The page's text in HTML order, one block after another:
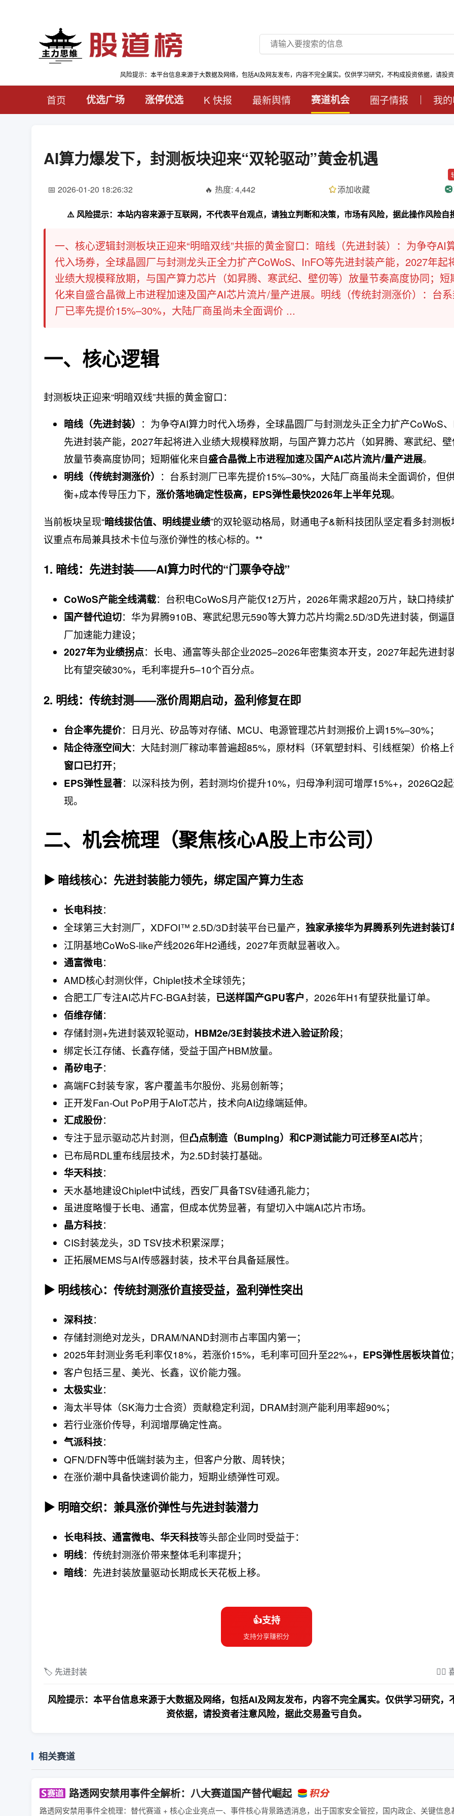
风险提示：本平台信息来源于大数据及网络，包括AI及网友发布，内容不完全属实。仅供学习研究，不构成投资依据，请投
首页 优选广场 涨停优选 K 快报 最新舆情 赛道机会 圈子情报 我
AI算力爆发下，封测板块迎来“双轮驱动”黄金机遇
📅 2026-01-20 18:26:32 🔥 热度: 4,442 添加收藏
⚠️ 风险提示：本站内容来源于互联网，不代表平台观点，请独立判断和决策，市场有风险，据此操作风险自
一、核心逻辑封测板块正迎来“明暗双线”共振的黄金窗口：暗线（先进封装）：为争夺AI
代入场券，全球晶圆厂与封测龙头正全力扩产CoWoS、InFO等先进封装产能，2027年起
业绩大规模释放期，与国产算力芯片（如昇腾、寒武纪、壁仞等）放量节奏高度协同；短
化来自盛合晶微上市进程加速及国产AI芯片流片/量产进展。明线（传统封测涨价）：台
厂已率先提价15%–30%，大陆厂商虽尚未全面调价 ...
一、核心逻辑
封测板块正迎来“明暗双线”共振的黄金窗口：
暗线（先进封装） ：为争夺AI算力时代入场券，全球晶圆厂与封测龙头正全力扩产CoWoS
先进封装产能，2027年起将进入业绩大规模释放期，与国产算力芯片（如昇腾、寒武纪、
放量节奏高度协同；短期催化来自盛合晶微上市进程加速及国产AI芯片流片/量产进展。
明线（传统封测涨价） ：台系封测厂已率先提价15%–30%，大陆厂商虽尚未全面调价，但
衡+成本传导压力下， 涨价落地确定性极高，EPS弹性最快2026年上半年兑现。
当前板块呈现“暗线拔估值、明线提业绩”的双轮驱动格局，财通电子&新科技团队坚定看多封测
议重点布局兼具技术卡位与涨价弹性的核心标的。**
1. 暗线：先进封装——AI算力时代的“门票争夺战”
CoWoS产能全线满载：台积电CoWoS月产能仅12万片，2026年需求超20万片，缺口持续
国产替代迫切：华为昇腾910B、寒武纪思元590等大算力芯片均需2.5D/3D先进封装，倒逼
厂加速能力建设；
2027年为业绩拐点：长电、通富等头部企业2025–2026年密集资本开支，2027年起先进封
比有望突破30%，毛利率提升5–10个百分点。
2. 明线：传统封测——涨价周期启动，盈利修复在即
台企率先提价：日月光、矽品等对存储、MCU、电源管理芯片封测报价上调15%–30%；
陆企待涨空间大：大陆封测厂稼动率普遍超85%，原材料（环氧塑封料、引线框架）价格上
窗口已打开；
EPS弹性显著：以深科技为例，若封测均价提升10%，归母净利润可增厚15%+，2026Q2
现。
二、机会梳理（聚焦核心A股上市公司）
▶ 暗线核心：先进封装能力领先，绑定国产算力生态
长电科技：
全球第三大封测厂，XDFOI™ 2.5D/3D封装平台已量产， 独家承接华为昇腾系列先进封装订
江阴基地CoWoS-like产线2026年H2通线，2027年贡献显著收入。
通富微电：
AMD核心封测伙伴，Chiplet技术全球领先；
合肥工厂专注AI芯片FC-BGA封装， 已送样国产GPU客户，2026年H1有望获批量订单。
佰维存储：
存储封测+先进封装双轮驱动， HBM2e/3E封装技术进入验证阶段；
绑定长江存储、长鑫存储，受益于国产HBM放量。
甬矽电子：
高端FC封装专家，客户覆盖韦尔股份、兆易创新等；
正开发Fan-Out PoP用于AIoT芯片，技术向AI边缘端延伸。
汇成股份：
专注于显示驱动芯片封测，但凸点制造（Bumping）和CP测试能力可迁移至AI芯片；
已布局RDL重布线层技术，为2.5D封装打基础。
华天科技：
天水基地建设Chiplet中试线，西安厂具备TSV硅通孔能力；
虽进度略慢于长电、通富，但成本优势显著，有望切入中端AI芯片市场。
晶方科技：
CIS封装龙头，3D TSV技术积累深厚；
正拓展MEMS与AI传感器封装，技术平台具备延展性。
▶ 明线核心：传统封测涨价直接受益，盈利弹性突出
深科技：
存储封测绝对龙头，DRAM/NAND封测市占率国内第一；
2025年封测业务毛利率仅18%，若涨价15%，毛利率可回升至22%+， EPS弹性居板块首位
客户包括三星、美光、长鑫，议价能力强。
太极实业：
海太半导体（SK海力士合资）贡献稳定利润，DRAM封测产能利用率超90%；
若行业涨价传导，利润增厚确定性高。
气派科技：
QFN/DFN等中低端封装为主，但客户分散、周转快；
在涨价潮中具备快速调价能力，短期业绩弹性可观。
▶ 明暗交织：兼具涨价弹性与先进封装潜力
长电科技、通富微电、华天科技等头部企业同时受益于：
明线：传统封测涨价带来整体毛利率提升；
暗线：先进封装放量驱动长期成长天花板上移。
👍支持
支持分享赚积分
🏷️ 先进封装 ❤️‍🔥
风险提示：本平台信息来源于大数据及网络，包括AI及网友发布，内容不完全属实。仅供学习研究，
资依据，请投资者注意风险，据此交易盈亏自负。
相关赛道
路透网安禁用事件全解析：八大赛道国产替代崛起
路透网安禁用事件全梳理：替代赛道 + 核心企业亮点一、事件核心背景路透消息，出于国家安全管控，国内政企、关键信息